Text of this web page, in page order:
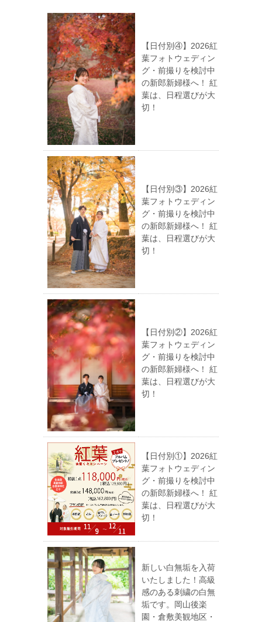
【日付別④】2026紅
葉フォトウェディン
グ・前撮りを検討中
の新郎新婦様へ！ 紅
葉は、日程選びが大
切！
【日付別③】2026紅
葉フォトウェディン
グ・前撮りを検討中
の新郎新婦様へ！ 紅
葉は、日程選びが大
切！
【日付別②】2026紅
葉フォトウェディン
グ・前撮りを検討中
の新郎新婦様へ！ 紅
葉は、日程選びが大
切！
【日付別①】2026紅
葉フォトウェディン
グ・前撮りを検討中
の新郎新婦様へ！ 紅
葉は、日程選びが大
切！
新しい白無垢を入荷
いたしました！高級
感のある刺繍の白無
垢です。岡山後楽
園・倉敷美観地区・